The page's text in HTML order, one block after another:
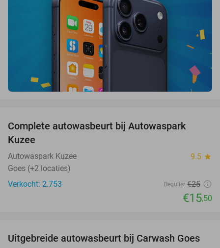
Complete autowasbeurt bij Autowaspark
Kuzee
Autowaspark Kuzee 9.5 star
Goes (+2 locaties)
Verkocht: 2.753
Regulier €25
€15,50
36%
Uitgebreide autowasbeurt bij Carwash Goes